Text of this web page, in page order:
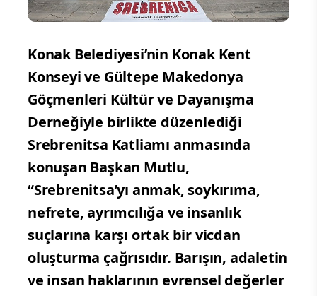
Konak Belediyesi’nin Konak Kent
Konseyi ve Gültepe Makedonya
Göçmenleri Kültür ve Dayanışma
Derneğiyle birlikte düzenlediği
Srebrenitsa Katliamı anmasında
konuşan Başkan Mutlu,
“Srebrenitsa’yı anmak, soykırıma,
nefrete, ayrımcılığa ve insanlık
suçlarına karşı ortak bir vicdan
oluşturma çağrısıdır. Barışın, adaletin
ve insan haklarının evrensel değerler